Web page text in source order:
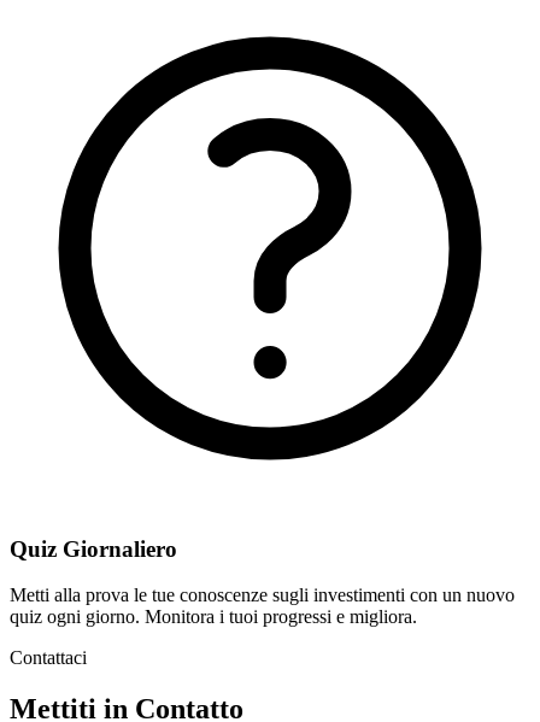
Quiz Giornaliero
Metti alla prova le tue conoscenze sugli investimenti con un nuovo
quiz ogni giorno. Monitora i tuoi progressi e migliora.
Contattaci
Mettiti in Contatto